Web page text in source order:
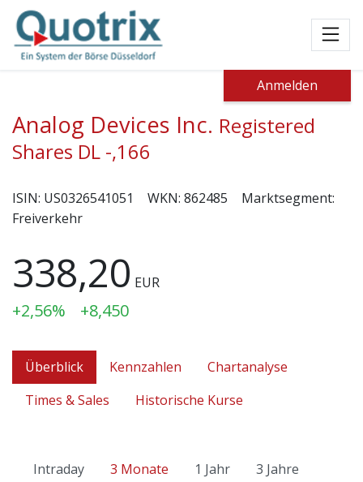
Anmelden
Analog Devices Inc. Registered
Shares DL -,166
ISIN: US0326541051 WKN: 862485
Marktsegment:
Freiverkehr
338,20 EUR
+2,56% +8,450
Überblick Kennzahlen
Chartanalyse
Times & Sales
Historische Kurse
Intraday 3 Monate 1 Jahr
3 Jahre